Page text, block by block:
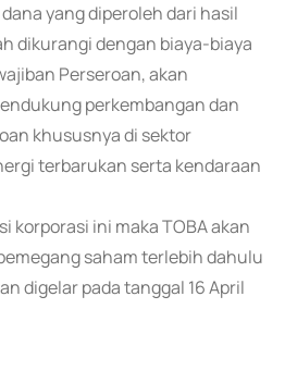
yang diperoleh dari hasil
dikurangi dengan biaya-biaya
Perseroan, akan
perkembangan dan
khususnya di sektor
terbarukan serta kendaraan
korporasi ini maka TOBA akan
saham terlebih dahulu
digelar pada tanggal 16 April